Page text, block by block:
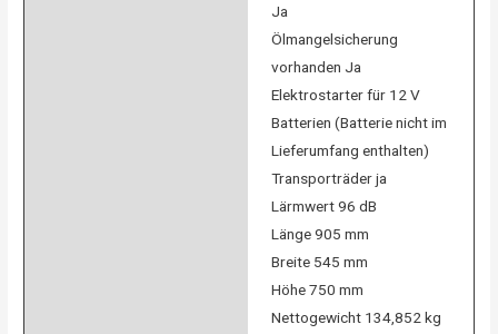
Ja
Ölmangelsicherung
vorhanden Ja
Elektrostarter für 12 V
Batterien (Batterie nicht im
Lieferumfang enthalten)
Transporträder ja
Lärmwert 96 dB
Länge 905 mm
Breite 545 mm
Höhe 750 mm
Nettogewicht 134,852 kg